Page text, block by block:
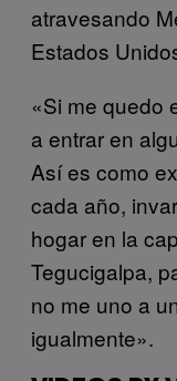
atravesando
Estados
«Si me quedo
a entrar en
Así es como
cada año,
hogar en la
Tegucigalpa,
no me uno a
igualmente».